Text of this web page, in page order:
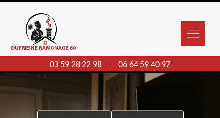
03 59 28 22 98 - 06 64 59 40 97